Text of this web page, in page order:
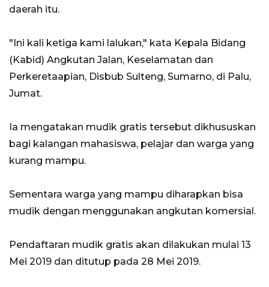
daerah itu.
"Ini kali ketiga kami lalukan," kata Kepala Bidang
(Kabid) Angkutan Jalan, Keselamatan dan
Perkeretaapian, Disbub Sulteng, Sumarno, di Palu,
Jumat.
Ia mengatakan mudik gratis tersebut dikhususkan
bagi kalangan mahasiswa, pelajar dan warga yang
kurang mampu.
Sementara warga yang mampu diharapkan bisa
mudik dengan menggunakan angkutan komersial.
Pendaftaran mudik gratis akan dilakukan mulai 13
Mei 2019 dan ditutup pada 28 Mei 2019.